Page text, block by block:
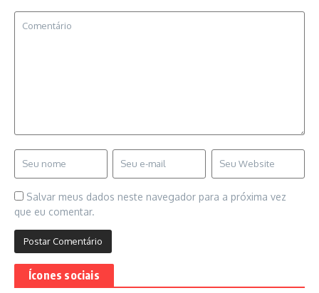
Salvar meus dados neste navegador para a próxima vez
que eu comentar.
Ícones sociais